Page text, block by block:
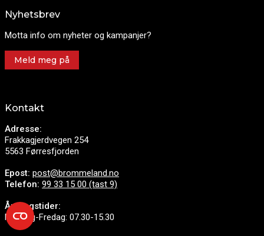
Nyhetsbrev
Motta info om nyheter og kampanjer?
Meld meg på
Kontakt
Adresse:
Frakkagjerdvegen 254
5563 Førresfjorden
Epost: post@brommeland.no
Telefon: 99 33 15 00 (tast 9)
Åpningstider:
Mandag-Fredag: 07.30-15.30